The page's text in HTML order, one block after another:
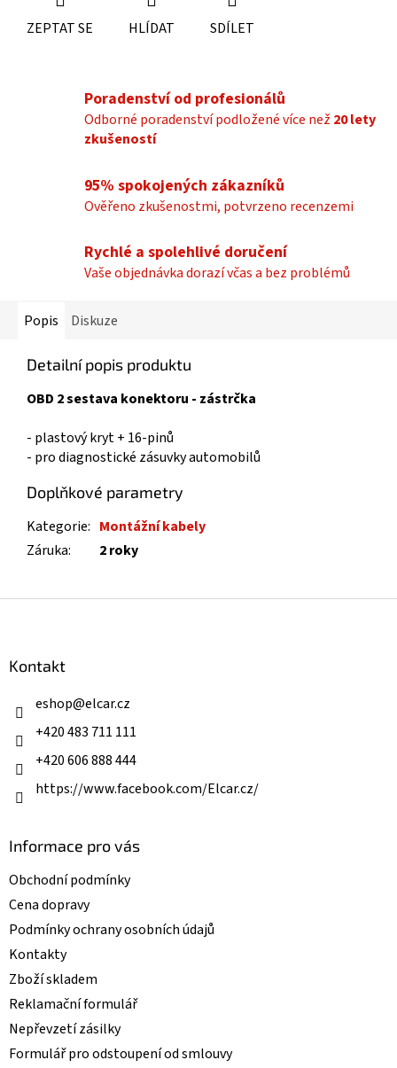
ZEPTAT SE HLÍDAT SDÍLET
Poradenství od profesionálů
Odborné poradenství podložené více než 20 lety
zkušeností
95% spokojených zákazníků
Ověřeno zkušenostmi, potvrzeno recenzemi
Rychlé a spolehlivé doručení
Vaše objednávka dorazí včas a bez problémů
Popis Diskuze
Detailní popis produktu
OBD 2 sestava konektoru - zástrčka
- plastový kryt + 16-pinů
- pro diagnostické zásuvky automobilů
Doplňkové parametry
Kategorie: Montážní kabely
Záruka: 2 roky
Kontakt
eshop@elcar.cz
+420 483 711 111
+420 606 888 444
https://www.facebook.com/Elcar.cz/
Informace pro vás
Obchodní podmínky
Cena dopravy
Podmínky ochrany osobních údajů
Kontakty
Zboží skladem
Reklamační formulář
Nepřevzetí zásilky
Formulář pro odstoupení od smlouvy